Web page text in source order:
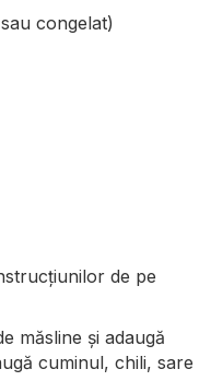
congelat)
de pe
măsline și adaugă
cuminul, chili, sare